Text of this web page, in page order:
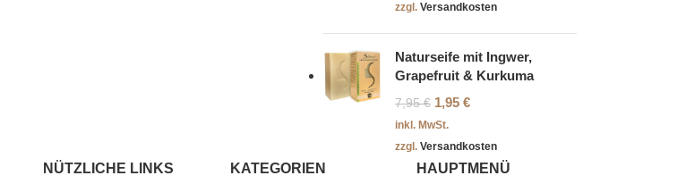
zzgl. Versandkosten
Naturseife mit Ingwer,
Grapefruit & Kurkuma
7,95€ 1,95 €
inkl. MwSt.
zzgl. Versandkosten
NÜTZLICHE LINKS KATEGORIEN HAUPTMENÜ